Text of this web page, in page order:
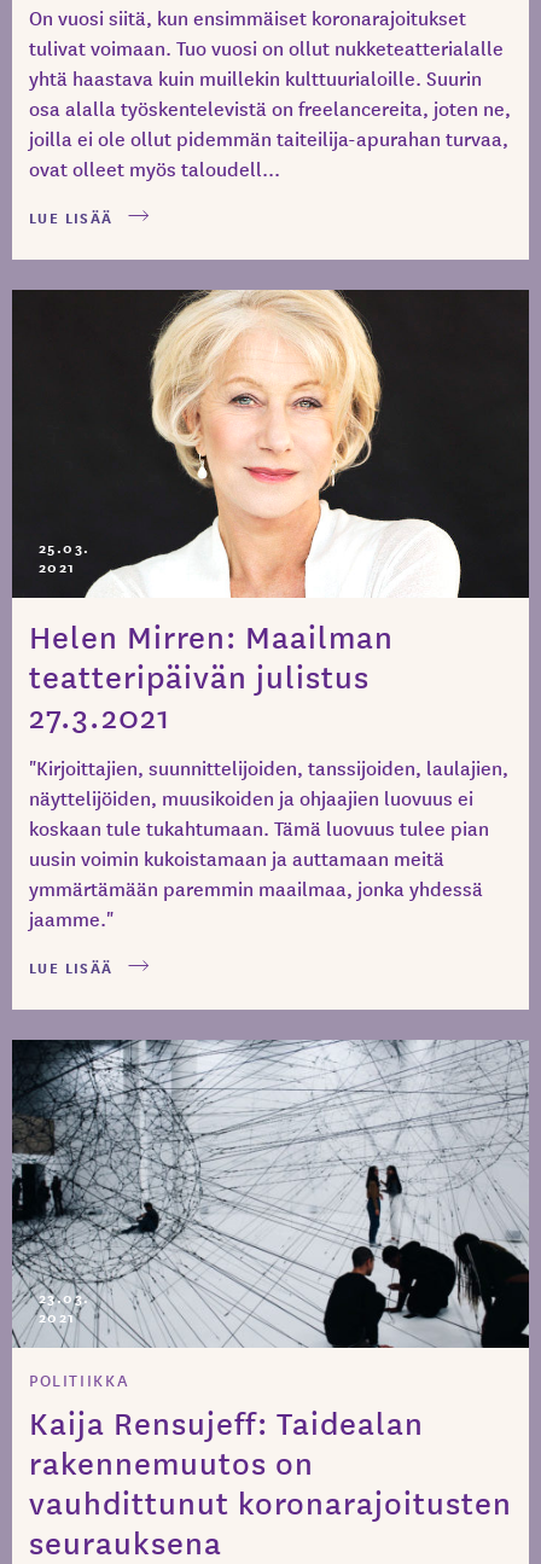
On vuosi siitä, kun ensimmäiset koronarajoitukset
tulivat voimaan. Tuo vuosi on ollut nukketeatterialalle
yhtä haastava kuin muillekin kulttuurialoille. Suurin
osa alalla työskentelevistä on freelancereita, joten ne,
joilla ei ole ollut pidemmän taiteilija-apurahan turvaa,
ovat olleet myös taloudell...
LUE LISÄÄ
25.03.
2021
Helen Mirren: Maailman
teatteripäivän julistus
27.3.2021
"Kirjoittajien, suunnittelijoiden, tanssijoiden, laulajien,
näyttelijöiden, muusikoiden ja ohjaajien luovuus ei
koskaan tule tukahtumaan. Tämä luovuus tulee pian
uusin voimin kukoistamaan ja auttamaan meitä
ymmärtämään paremmin maailmaa, jonka yhdessä
jaamme."
LUE LISÄÄ
23.03.
2021
POLITIIKKA
Kaija Rensujeff: Taidealan
rakennemuutos on
vauhdittunut koronarajoitusten
seurauksena